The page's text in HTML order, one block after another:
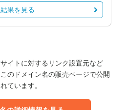
結果を見る
イトに対するリンク設置元など
のドメイン名の販売ページで公開
ています。